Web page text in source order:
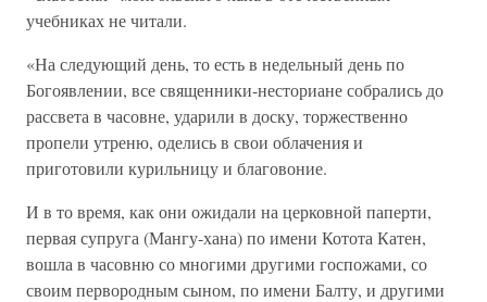
учебниках не читали.
«На следующий день, то есть в недельный день по
Богоявлении, все священники-несториане собрались до
рассвета в часовне, ударили в доску, торжественно
пропели утреню, оделись в свои облачения и
приготовили курильницу и благовоние.
И в то время, как они ожидали на церковной паперти,
первая супруга (Мангу-хана) по имени Котота Катен,
вошла в часовню со многими другими госпожами, со
своим первородным сыном, по имени Балту, и другими